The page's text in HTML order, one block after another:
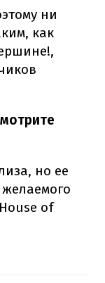
ни
как
но ее
of